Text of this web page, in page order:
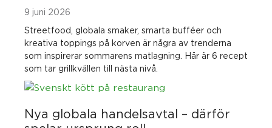
9 juni 2026
Streetfood, globala smaker, smarta bufféer och
kreativa toppings på korven är några av trenderna
som inspirerar sommarens matlagning. Här är 6 recept
som tar grillkvällen till nästa nivå.
Nya globala handelsavtal – därför